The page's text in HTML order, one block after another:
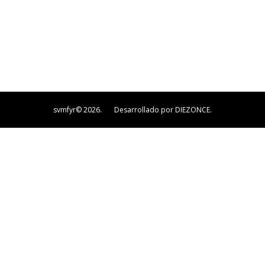
svmfyr© 2026. Desarrollado por DIEZONCE.